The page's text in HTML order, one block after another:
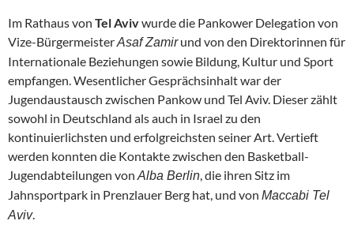
Im Rathaus von Tel Avivwurde die Pankower Delegation von
Vize-BürgermeisterAsaf Zamirund von den Direktorinnen für
Internationale Beziehungen sowie Bildung, Kultur und Sport
empfangen. Wesentlicher Gesprächsinhalt war der
Jugendaustausch zwischen Pankow und Tel Aviv. Dieser zählt
sowohl in Deutschland als auch in Israel zu den
kontinuierlichsten und erfolgreichsten seiner Art. Vertieft
werden konnten die Kontakte zwischen den Basketball-
Jugendabteilungen von Alba Berlin, die ihren Sitz im
Jahnsportpark in Prenzlauer Berg hat, und von Maccabi Tel
Aviv.